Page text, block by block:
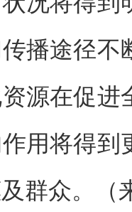
播途径
源在促
用将得到
群众。（